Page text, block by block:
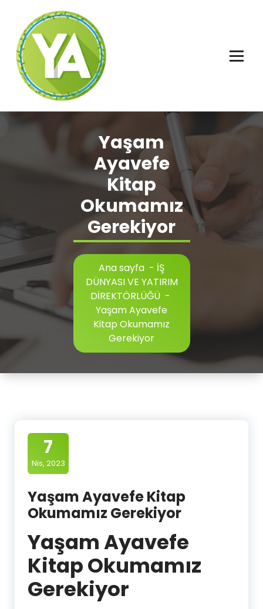
Yaşam
Ayavefe
Kitap
Okumamız
Gerekiyor
Ana sayfa - İŞ
DÜNYASI VE YATIRIM
DİREKTÖRLÜĞÜ -
Yaşam Ayavefe
Kitap Okumamız
Gerekiyor
7
Nis, 2023
Yaşam Ayavefe Kitap
Okumamız Gerekiyor
Yaşam Ayavefe
Kitap Okumamız
Gerekiyor